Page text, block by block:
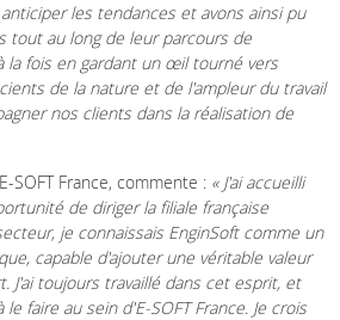
les tendances et avons ainsi pu
tout au long de leur parcours de
la fois en gardant un œil tourné vers
de la nature et de l'ampleur du travail
nos clients dans la réalisation de
SOFT France, commente : « J'ai accueilli
de diriger la filiale française
je connaissais EnginSoft comme un
capable d'ajouter une véritable valeur
J'ai toujours travaillé dans cet esprit, et
faire au sein d'E-SOFT France. Je crois